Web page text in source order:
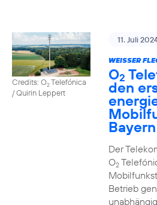
Credits: O2Telefónica
/ Quirin Leppert
11. Juli
WEISSER
O2
den
Der
O2
Betrieb